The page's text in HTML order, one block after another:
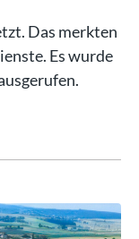
Das merkten
Es wurde